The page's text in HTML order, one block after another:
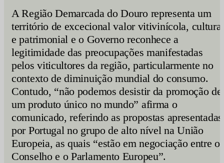
A Região Demarcada do Douro representa um
território de excecional valor vitivinícola, cultural
e patrimonial e o Governo reconhece a
legitimidade das preocupações manifestadas
pelos viticultores da região, particularmente no
contexto de diminuição mundial do consumo.
Contudo, “não podemos desistir da promoção de
um produto único no mundo” afirma o
comunicado, referindo as propostas apresentadas
por Portugal no grupo de alto nível na União
Europeia, as quais “estão em negociação entre o
Conselho e o Parlamento Europeu”.